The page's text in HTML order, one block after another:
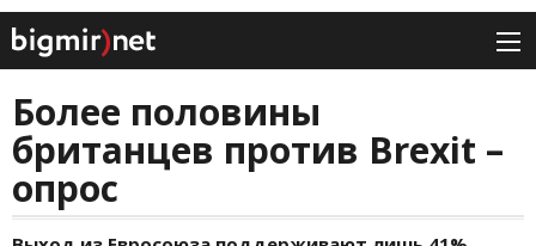
Более половины
британцев против Brexit –
опрос